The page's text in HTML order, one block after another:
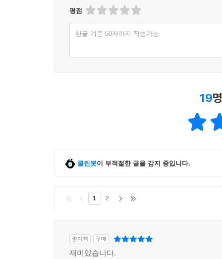
평점
한글 기준 50자까지 작성가능
19
클린봇이 부적절한 글을 감지 중입니다.
1 2
종이책 구매
재미있습니다.